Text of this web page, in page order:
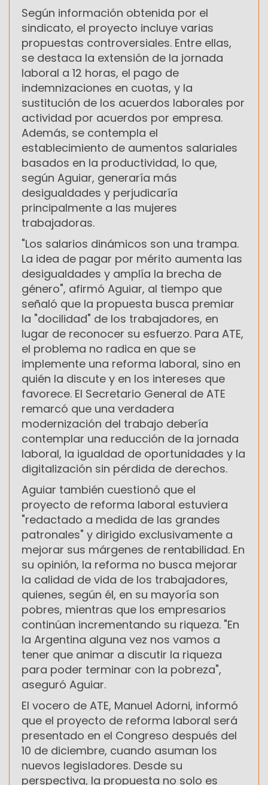
Según información obtenida por el
sindicato, el proyecto incluye varias
propuestas controversiales. Entre ellas,
se destaca la extensión de la jornada
laboral a 12 horas, el pago de
indemnizaciones en cuotas, y la
sustitución de los acuerdos laborales por
actividad por acuerdos por empresa.
Además, se contempla el
establecimiento de aumentos salariales
basados en la productividad, lo que,
según Aguiar, generaría más
desigualdades y perjudicaría
principalmente a las mujeres
trabajadoras.
"Los salarios dinámicos son una trampa.
La idea de pagar por mérito aumenta las
desigualdades y amplía la brecha de
género", afirmó Aguiar, al tiempo que
señaló que la propuesta busca premiar
la "docilidad" de los trabajadores, en
lugar de reconocer su esfuerzo. Para ATE,
el problema no radica en que se
implemente una reforma laboral, sino en
quién la discute y en los intereses que
favorece. El Secretario General de ATE
remarcó que una verdadera
modernización del trabajo debería
contemplar una reducción de la jornada
laboral, la igualdad de oportunidades y la
digitalización sin pérdida de derechos.
Aguiar también cuestionó que el
proyecto de reforma laboral estuviera
"redactado a medida de las grandes
patronales" y dirigido exclusivamente a
mejorar sus márgenes de rentabilidad. En
su opinión, la reforma no busca mejorar
la calidad de vida de los trabajadores,
quienes, según él, en su mayoría son
pobres, mientras que los empresarios
continúan incrementando su riqueza. "En
la Argentina alguna vez nos vamos a
tener que animar a discutir la riqueza
para poder terminar con la pobreza",
aseguró Aguiar.
El vocero de ATE, Manuel Adorni, informó
que el proyecto de reforma laboral será
presentado en el Congreso después del
10 de diciembre, cuando asuman los
nuevos legisladores. Desde su
perspectiva, la propuesta no solo es